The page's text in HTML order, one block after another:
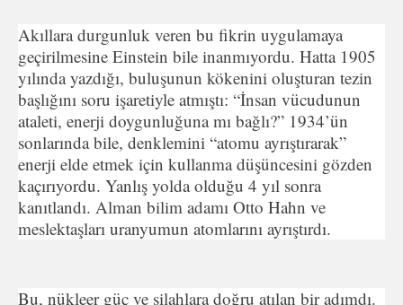
Akıllara durgunluk veren bu fikrin uygulamaya
geçirilmesine Einstein bile inanmıyordu. Hatta 1905
yılında yazdığı, buluşunun kökenini oluşturan tezin
başlığını soru işaretiyle atmıştı: “İnsan vücudunun
ataleti, enerji doygunluğuna mı bağlı?” 1934’ün
sonlarında bile, denklemini “atomu ayrıştırarak”
enerji elde etmek için kullanma düşüncesini gözden
kaçırıyordu. Yanlış yolda olduğu 4 yıl sonra
kanıtlandı. Alman bilim adamı Otto Hahn ve
meslektaşları uranyumun atomlarını ayrıştırdı.
Bu, nükleer güç ve silahlara doğru atılan bir adımdı.